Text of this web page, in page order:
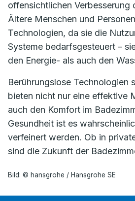
offensichtlichen
Ältere Menschen und
Technologien, da sie die
Systeme bedarfsgesteuert –
den Energie- als auch den
Berührungslose Technologien
bieten nicht nur eine effektive
auch den Komfort im
Gesundheit ist es
verfeinert werden. Ob in
sind die Zukunft der
Bild: © hansgrohe / Hansgrohe SE